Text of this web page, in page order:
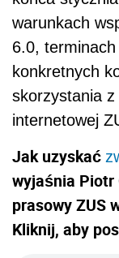
warunkach
6.0, terminach
konkretnych
skorzystania
internetowej
Jak uzyskać
wyjaśnia Piotr
prasowy ZUS
Kliknij, aby